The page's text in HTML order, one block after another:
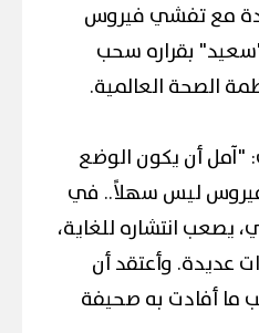
مع تفشي فيروس
"سعيد" بقراره سحب
الصحة العالمية.
"آمل أن يكون الوضع
ليس سهلاً.. في
يصعب انتشاره للغاية،
عديدة. وأعتقد أن
ما أفادت به صحيفة